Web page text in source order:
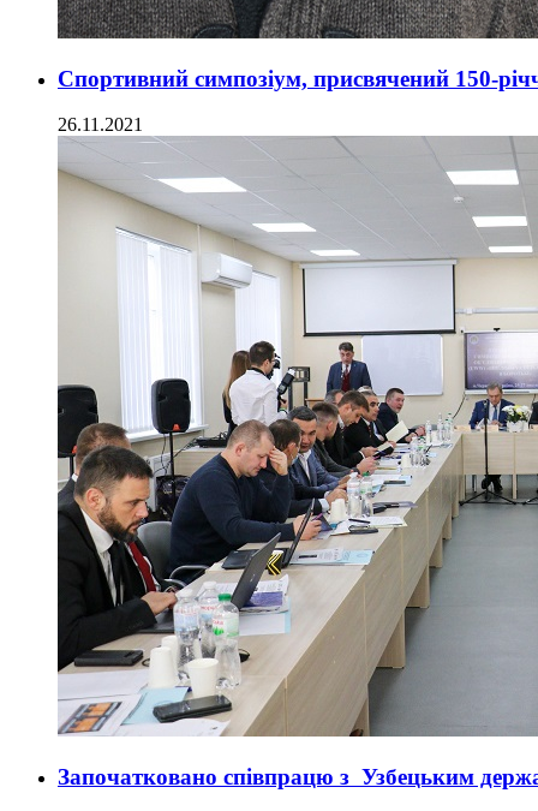
Спортивний симпозіум, присвячений 150-
26.11.2021
Започатковано співпрацю з Узбецьким